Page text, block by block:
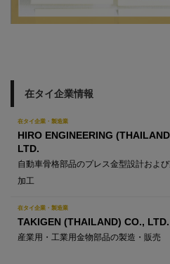
在タイ企業情報
在タイ企業・製造業
HIRO ENGINEERING
LTD.
自動車骨格部品のプレス金型設計およ
加工
在タイ企業・製造業
TAKIGEN (THAILAND) CO., LTD.
産業用・工業用金物部品の製造・販売